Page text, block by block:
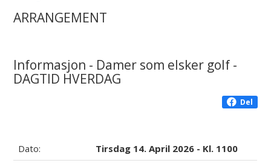
ARRANGEMENT
Informasjon - Damer som elsker golf -
DAGTID HVERDAG
Del
Dato:
Tirsdag 14. April 2026 - Kl. 1100